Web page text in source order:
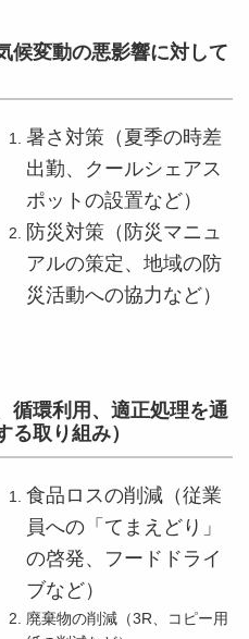
候変動の悪影響に対して
暑さ対策（夏季の時差
出勤、クールシェアス
ポットの設置など）
防災対策（防災マニュ
アルの策定、地域の防
災活動への協力など）
循環利用、適正処理を通
る取り組み）
食品ロスの削減（従業
員への「てまえどり」
の啓発、フードドライ
ブなど）
廃棄物の削減（3R、コピー用